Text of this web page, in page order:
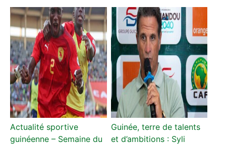
Actualité sportive
guinéenne – Semaine du
Guinée, terre de talents
et d’ambitions : Syli